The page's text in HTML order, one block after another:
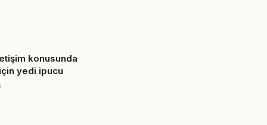
konusunda
yedi ipucu